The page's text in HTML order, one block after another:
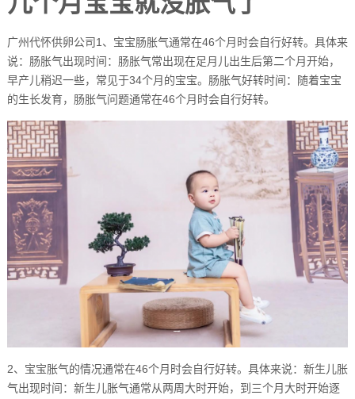
广州代怀供卵公司1、宝宝肠胀气通常在46个月时会自行好转。具体来
说：肠胀气出现时间：肠胀气常出现在足月儿出生后第二个月开始，
早产儿稍迟一些，常见于34个月的宝宝。肠胀气好转时间：随着宝宝
的生长发育，肠胀气问题通常在46个月时会自行好转。
2、宝宝胀气的情况通常在46个月时会自行好转。具体来说：新生儿胀
气出现时间：新生儿胀气通常从两周大时开始，到三个月大时开始逐